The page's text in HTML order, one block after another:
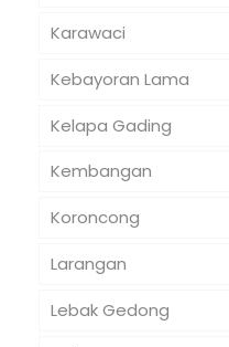
Karawaci
Kebayoran Lama
Kelapa Gading
Kembangan
Koroncong
Larangan
Lebak Gedong